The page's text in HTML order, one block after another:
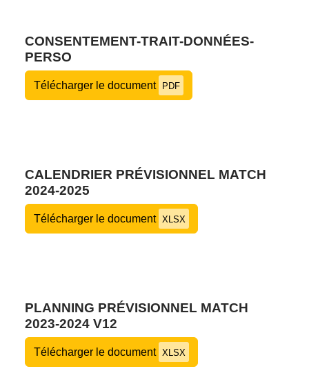
CONSENTEMENT-TRAIT-DONNÉES-
PERSO
Télécharger le document PDF
CALENDRIER PRÉVISIONNEL MATCH
2024-2025
Télécharger le document XLSX
PLANNING PRÉVISIONNEL MATCH
2023-2024 V12
Télécharger le document XLSX